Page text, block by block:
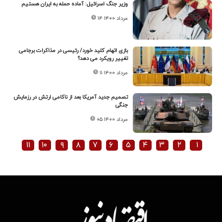
وزیر جنگ اسرائیل: آماده حمله به ایران هستیم
۱۴ مرداد ۱۴۰۰
بازی اتهام کلید خورد/ رئیسی در مذاکرات برجامی
تغییر رویکرد می دهد؟
۱۱ مرداد ۱۴۰۰
تصمیم جدید آمریکا بعد از ناکامی ارتش در رزمایش
جنگی
۰۵ مرداد ۱۴۰۰
۱ ۲ ۳ ۴ ۵ ۶ ۷ ۸ ۹ ۱۰ ۱۱